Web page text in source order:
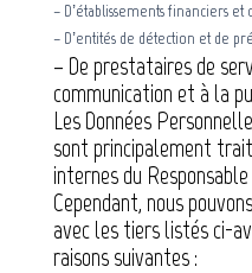
– D’établissements financiers et
– D’entités de détection et de
– De prestataires de
communication et à la
Les Données
sont principalement
internes du
Cependant, nous
avec les tiers listés ci-
raisons suivantes :